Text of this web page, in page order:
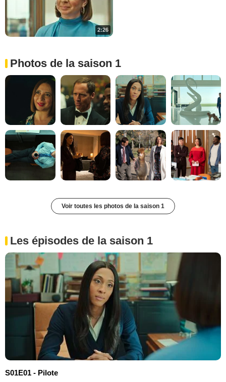
2:26
Photos de la saison 1
Voir toutes les photos de la saison 1
Les épisodes de la saison 1
S01E01 - Pilote